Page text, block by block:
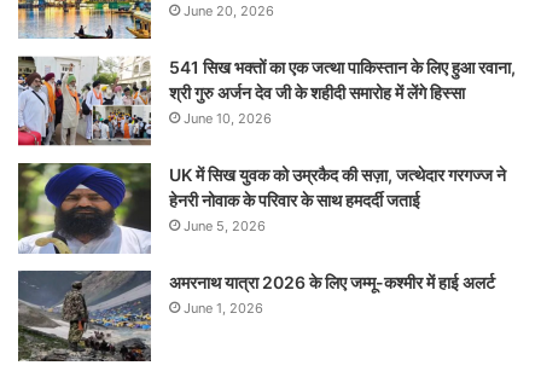
June 20, 2026
541 सिख भक्तों का एक जत्था पाकिस्तान के लिए हुआ रवाना,
श्री गुरु अर्जन देव जी के शहीदी समारोह में लेंगे हिस्सा
June 10, 2026
UK में सिख युवक को उम्रकैद की सज़ा, जत्थेदार गरगज्ज ने
हेनरी नोवाक के परिवार के साथ हमदर्दी जताई
June 5, 2026
अमरनाथ यात्रा 2026 के लिए जम्मू-कश्मीर में हाई अलर्ट
June 1, 2026